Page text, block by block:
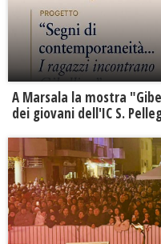
A Marsala la mostra
dei giovani dell'IC S.